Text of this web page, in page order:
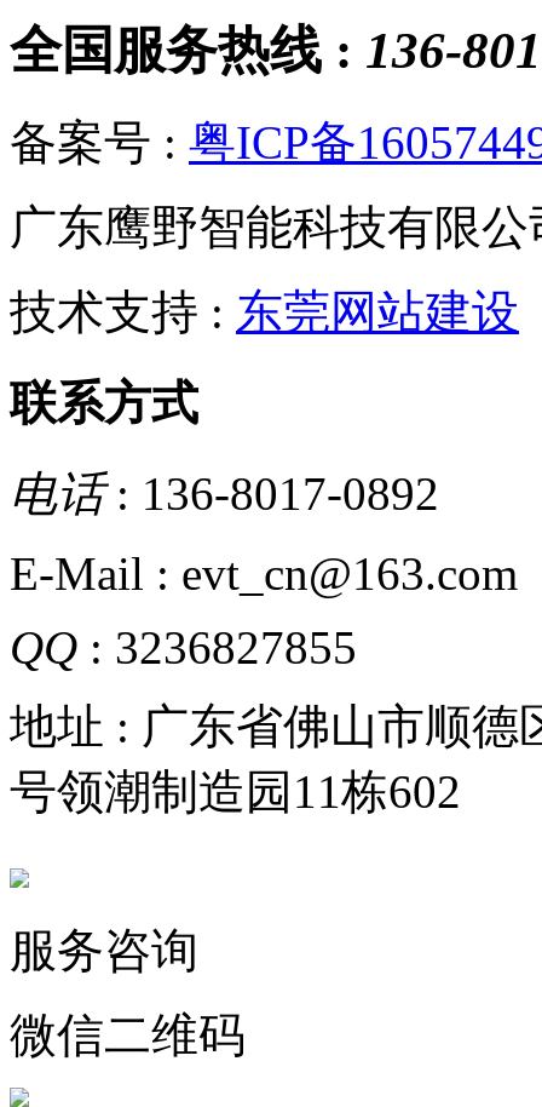
全国服务热线 : 136-
备案号 : 粤ICP备
广东鹰野智能科技有限
技术支持 : 东莞网站建设
联系方式
电话: 136-8017-0892
E-Mail : evt_cn@163.com
QQ : 3236827855
地址 : 广东省佛山市顺德
号领潮制造园11栋602
服务咨询
微信二维码